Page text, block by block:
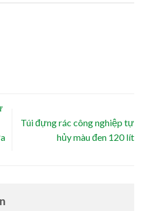
Túi đựng rác công nghiệp tự
hủy màu đen 120 lít